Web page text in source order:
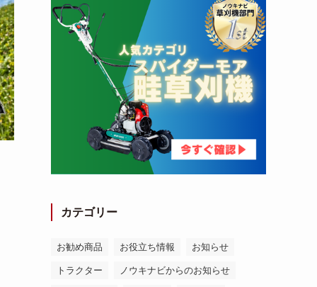
カテゴリー
お勧め商品 お役立ち情報 お知らせ
トラクター ノウキナビからのお知らせ